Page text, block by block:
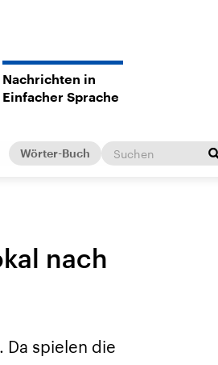
Nachrichten in
Einfacher Sprache
Wörter-Buch
nach
Da spielen die